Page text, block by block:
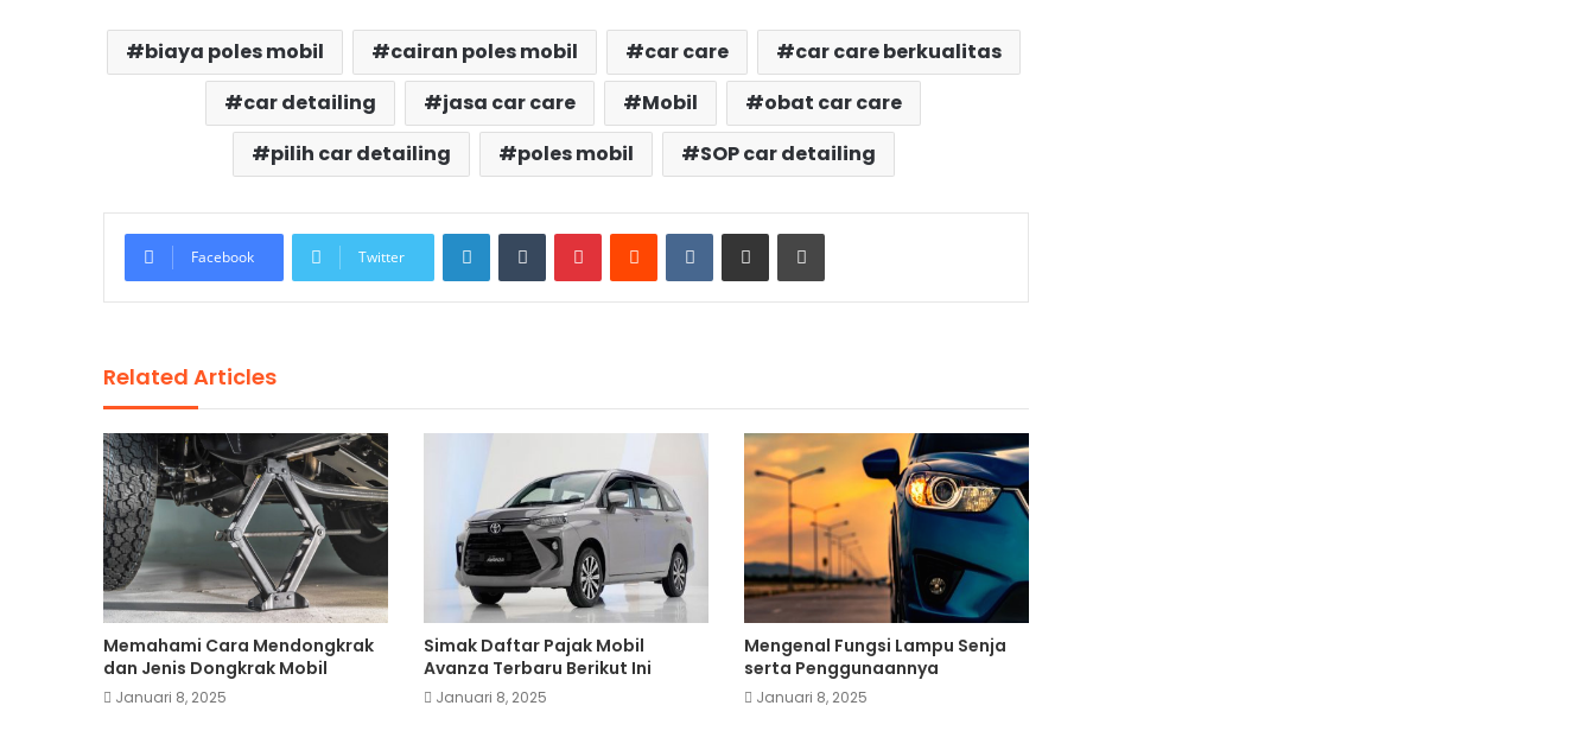
biaya poles mobil cairan poles mobil car care
car care berkualitas
car detailing
jasa car care Mobil
obat car care
pilih car detailing
poles mobil SOP car detailing
Facebook Twitter
LinkedInTumblrPinterestReddit VKontakte
Share via Email Print
Related Articles
Memahami Cara Mendongkrak
dan Jenis Dongkrak Mobil
Januari 8, 2025
Simak Daftar Pajak Mobil
Avanza Terbaru Berikut Ini
Januari 8, 2025
Mengenal Fungsi Lampu Senja
serta Penggunaannya
Januari 8, 2025